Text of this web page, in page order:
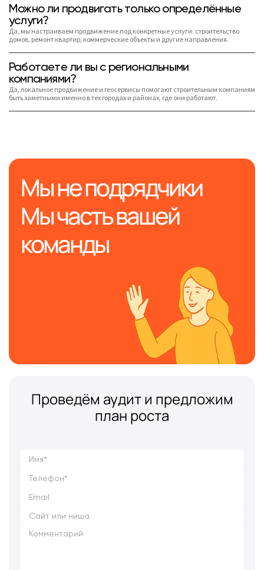
Можно ли продвигать только определённые
услуги?
Да, мы настраиваем продвижение под конкретные услуги: строительство
домов, ремонт квартир, коммерческие объекты и другие направления.
Работаете ли вы с региональными
компаниями?
Да, локальное продвижение и геосервисы помогают строительным компаниям
быть заметными именно в тех городах и районах, где они работают.
Мы не подрядчики
Мы часть вашей
команды
Проведём аудит и предложим
план роста